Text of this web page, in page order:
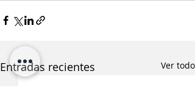
Entradas recientes Ver todo